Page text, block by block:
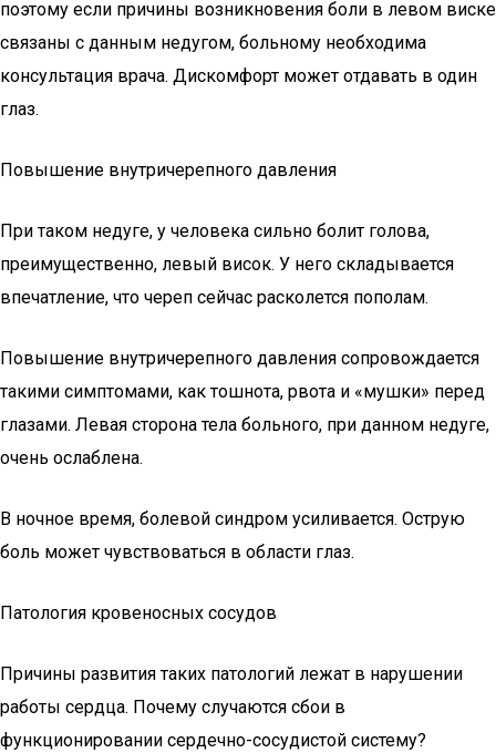
поэтому если причины возникновения боли в левом виске
связаны с данным недугом, больному необходима
консультация врача. Дискомфорт может отдавать в один
глаз.
Повышение внутричерепного давления
При таком недуге, у человека сильно болит голова,
преимущественно, левый висок. У него складывается
впечатление, что череп сейчас расколется пополам.
Повышение внутричерепного давления сопровождается
такими симптомами, как тошнота, рвота и «мушки» перед
глазами. Левая сторона тела больного, при данном недуге,
очень ослаблена.
В ночное время, болевой синдром усиливается. Острую
боль может чувствоваться в области глаз.
Патология кровеносных сосудов
Причины развития таких патологий лежат в нарушении
работы сердца. Почему случаются сбои в
функционировании сердечно-сосудистой систему?